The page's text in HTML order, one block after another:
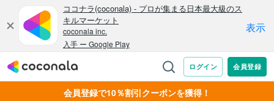
会員登録で10％割引クーポンを獲得！